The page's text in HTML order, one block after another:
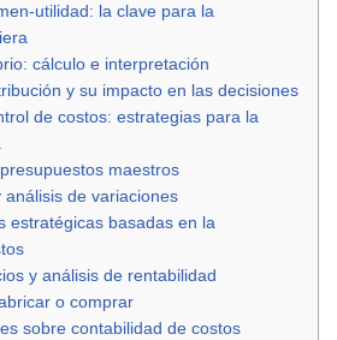
utilidad: la clave para la
cálculo e interpretación
y su impacto en las decisiones
de costos: estrategias para la
maestros
de variaciones
estratégicas basadas en la
y análisis de rentabilidad
o comprar
sobre contabilidad de costos